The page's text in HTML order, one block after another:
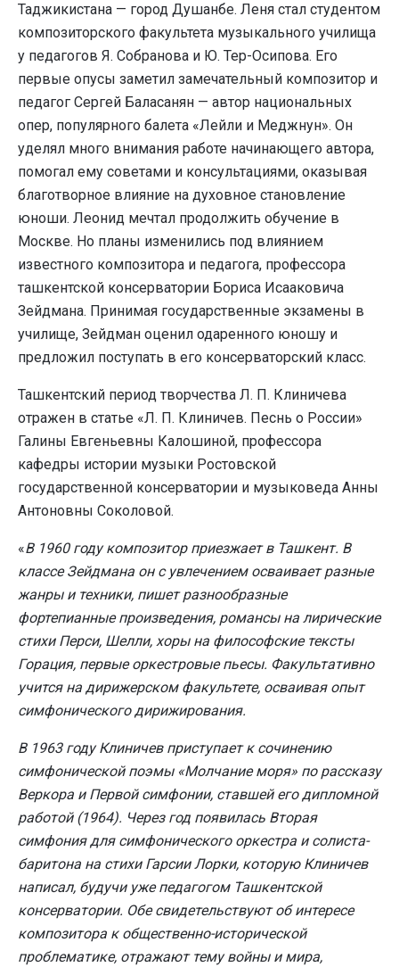
Таджикистана — город Душанбе. Леня стал студентом
композиторского факультета музыкального училища
у педагогов Я. Собранова и Ю. Тер-Осипова. Его
первые опусы заметил замечательный композитор и
педагог Сергей Баласанян — автор национальных
опер, популярного балета «Лейли и Меджнун». Он
уделял много внимания работе начинающего автора,
помогал ему советами и консультациями, оказывая
благотворное влияние на духовное становление
юноши. Леонид мечтал продолжить обучение в
Москве. Но планы изменились под влиянием
известного композитора и педагога, профессора
ташкентской консерватории Бориса Исааковича
Зейдмана. Принимая государственные экзамены в
училище, Зейдман оценил одаренного юношу и
предложил поступать в его консерваторский класс.
Ташкентский период творчества Л. П. Клиничева
отражен в статье «Л. П. Клиничев. Песнь о России»
Галины Евгеньевны Калошиной, профессора
кафедры истории музыки Ростовской
государственной консерватории и музыковеда Анны
Антоновны Соколовой.
«В 1960 году композитор приезжает в Ташкент. В
классе Зейдмана он с увлечением осваивает разные
жанры и техники, пишет разнообразные
фортепианные произведения, романсы на лирические
стихи Перси, Шелли, хоры на философские тексты
Горация, первые оркестровые пьесы. Факультативно
учится на дирижерском факультете, осваивая опыт
симфонического дирижирования.
В 1963 году Клиничев приступает к сочинению
симфонической поэмы «Молчание моря» по рассказу
Веркора и Первой симфонии, ставшей его дипломной
работой (1964). Через год появилась Вторая
симфония для симфонического оркестра и солиста-
баритона на стихи Гарсии Лорки, которую Клиничев
написал, будучи уже педагогом Ташкентской
консерватории. Обе свидетельствуют об интересе
композитора к общественно-исторической
проблематике, отражают тему войны и мира,